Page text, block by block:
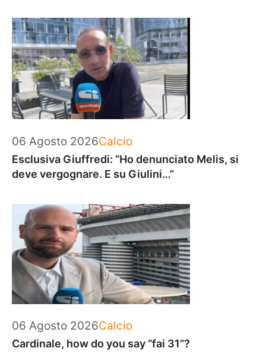
06 Agosto 2026Categorie
Calcio
Esclusiva Giuffredi: “Ho denunciato Melis, si
deve vergognare. E su Giulini…”
06 Agosto 2026Categorie
Calcio
Cardinale, how do you say “fai 31”?